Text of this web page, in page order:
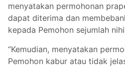
menyatakan permohonan
dapat diterima dan
kepada Pemohon sejumlah
“Kemudian, menyatakan
Pemohon kabur atau tidak